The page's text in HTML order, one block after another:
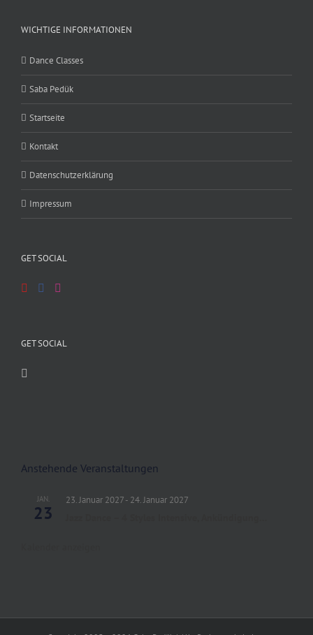
WICHTIGE INFORMATIONEN
Dance Classes
Saba Pedük
Startseite
Kontakt
Datenschutzerklärung
Impressum
GET SOCIAL
GET SOCIAL
Anstehende Veranstaltungen
JAN.
23
23. Januar 2027- 24. Januar 2027